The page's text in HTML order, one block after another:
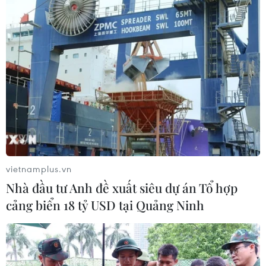
nông nghiệp với Việt Nam
06/08/2026 04:14
Thống đốc Fed khuyến nghị tăng lãi
suất nếu lạm phát không sớm hạ
nhiệt
06/08/2026 03:46
Xem thêm
CƠ QUAN CHỦ QUẢN: THÔNG TẤN XÃ VIỆT NAM
vietnamplus.vn
Nhà đầu tư Anh đề xuất siêu dự án Tổ hợp
cảng biển 18 tỷ USD tại Quảng Ninh